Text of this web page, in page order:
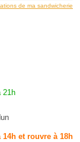
de ma sandwicherie
21h
et rouvre à 18h